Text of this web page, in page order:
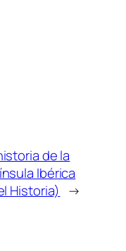
de la
Ibérica
Historia) →